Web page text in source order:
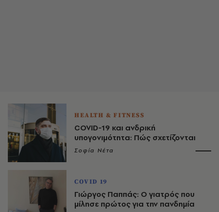
HEALTH & FITNESS
COVID-19 και ανδρική
υπογονιμότητα: Πώς σχετίζονται
Σοφία Νέτα
COVID 19
Γιώργος Παππάς: Ο γιατρός που
μίλησε πρώτος για την πανδημία